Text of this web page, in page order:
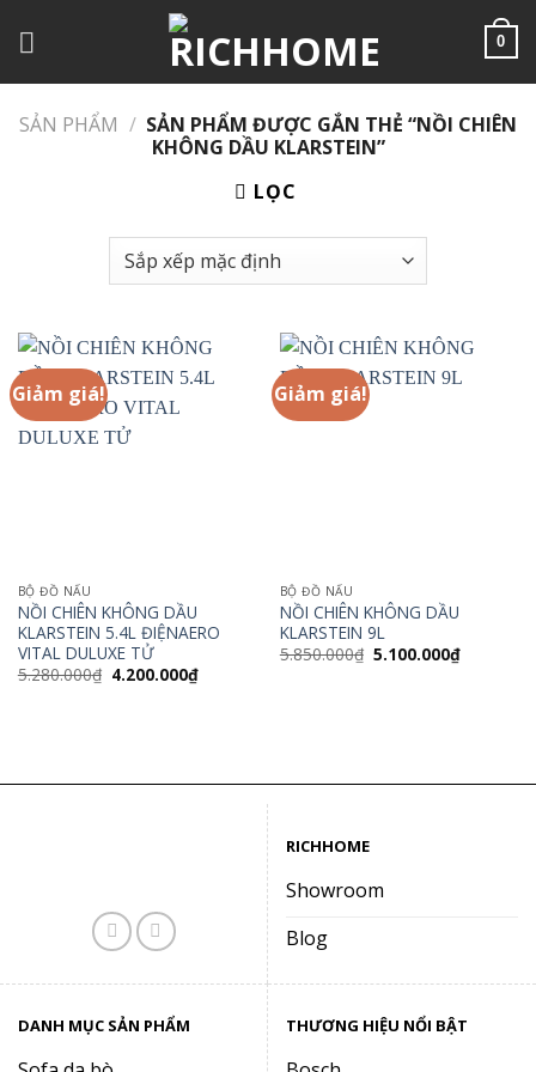
đến
0
SẢN PHẨM / SẢN PHẨM ĐƯỢC GẮN THẺ “NỒI CHIÊN
KHÔNG DẦU KLARSTEIN”
LỌC
Giảm giá!
BỘ ĐỒ NẤU
NỒI CHIÊN KHÔNG DẦU
KLARSTEIN 5.4L ĐIỆNAERO
VITAL DULUXE TỬ
5.280.000₫ Giá
gốc
4.200.000₫Giá
hiện
Giảm giá!
BỘ ĐỒ NẤU
NỒI CHIÊN KHÔNG DẦU
KLARSTEIN 9L
5.850.000₫ Giá
gốc
5.100.000₫Giá
hiện
RICHHOME
Showroom
Blog
DANH MỤC SẢN PHẨM THƯƠNG HIỆU NỔI BẬT